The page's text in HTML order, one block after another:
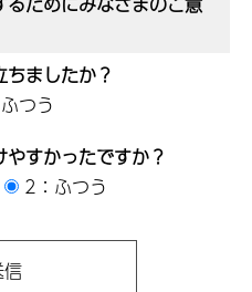
ましたか？
つう
すかったですか？
2：ふつう